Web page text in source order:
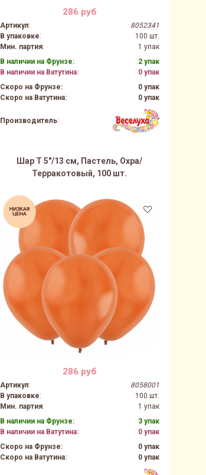
286 руб
Артикул:
8052341
В упаковке:
100 шт.
Мин. партия:
1 упак
В наличии на Фрунзе:
2 упак
В наличии на Ватутина:
0 упак
Скоро на Фрунзе:
0 упак
Скоро на Ватутина:
0 упак
Производитель:
Шар Т 5"/13 см, Пастель, Охра/
Терракотовый, 100 шт.
286 руб
Артикул:
8058001
В упаковке:
100 шт.
Мин. партия:
1 упак
В наличии на Фрунзе:
3 упак
В наличии на Ватутина:
0 упак
Скоро на Фрунзе:
0 упак
Скоро на Ватутина:
0 упак